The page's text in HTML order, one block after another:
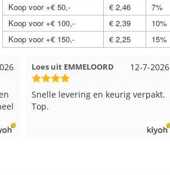
Koop voor +€ 50,-
€ 2,46
7%
Koop voor +€ 100,-
€ 2,39
10%
Koop voor +€ 150,-
€ 2,25 15%
12-7-2026
Loes uit EMMELOORD
Snelle levering en keurig verpakt.
Top.